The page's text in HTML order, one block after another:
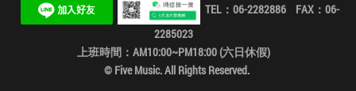
TEL：06-2282886 FAX：06-
2285023
上班時間：AM10:00~PM18:00 (六日休假)
© Five Music. All Rights Reserved.